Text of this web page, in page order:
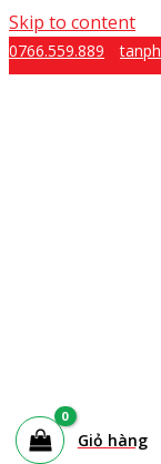
Skip to content
0766.559.889
Giỏ hàng